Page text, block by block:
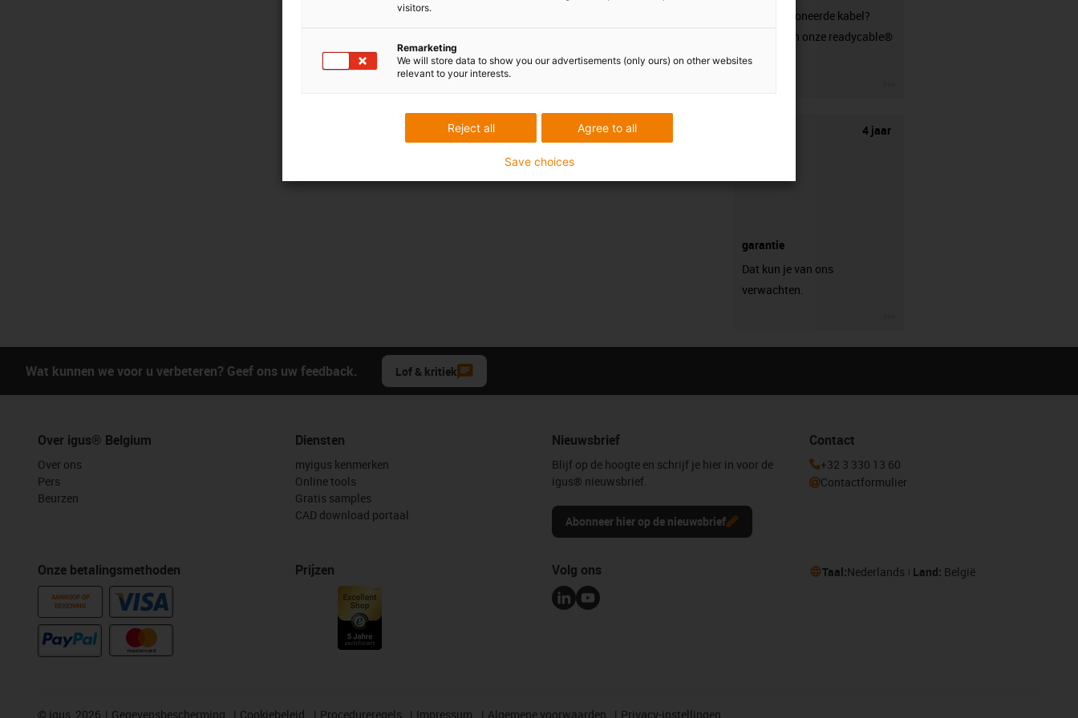
geconfectioneerde kabel?
Bezoek dan onze readycable®
shop.
4 jaar
garantie
Dat kun je van ons
verwachten.
Wat kunnen we voor u verbeteren? Geef ons uw feedback. Lof & kritiek
Over igus® Belgium
Over ons
Pers
Beurzen
Onze betalingsmethoden
AANKOOP OP
REKENING
Diensten
myigus kenmerken
Online tools
Gratis samples
CAD download portaal
Prijzen
Nieuwsbrief
Blijf op de hoogte en schrijf je hier in voor de
igus® nieuwsbrief.
Abonneer hier op de nieuwsbrief
Contact
+32 3 330 13 60
Contactformulier
Volg ons Taal:Nederlands Land: België
© igus, 2026 Gegevensbescherming Cookiebeleid Procedureregels Impressum Algemene voorwaarden Privacy-instellingen
visitors.
Remarketing
We will store data to show you our advertisements (only ours) on other websites
relevant to your interests.
Agree to all
Reject all
Save choices